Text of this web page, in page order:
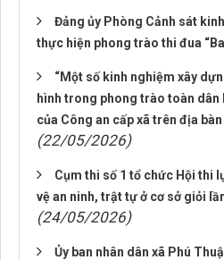
Đảng ủy Phòng Cảnh sát
thực hiện phong trào thi đua
“Một số kinh nghiệm xây
hình trong phong trào toàn dân
của Công an cấp xã trên địa
(22/05/2026)
Cụm thi số 1 tổ chức Hội thi
vệ an ninh, trật tự ở cơ sở giỏi
(24/05/2026)
Ủy ban nhân dân xã Phú